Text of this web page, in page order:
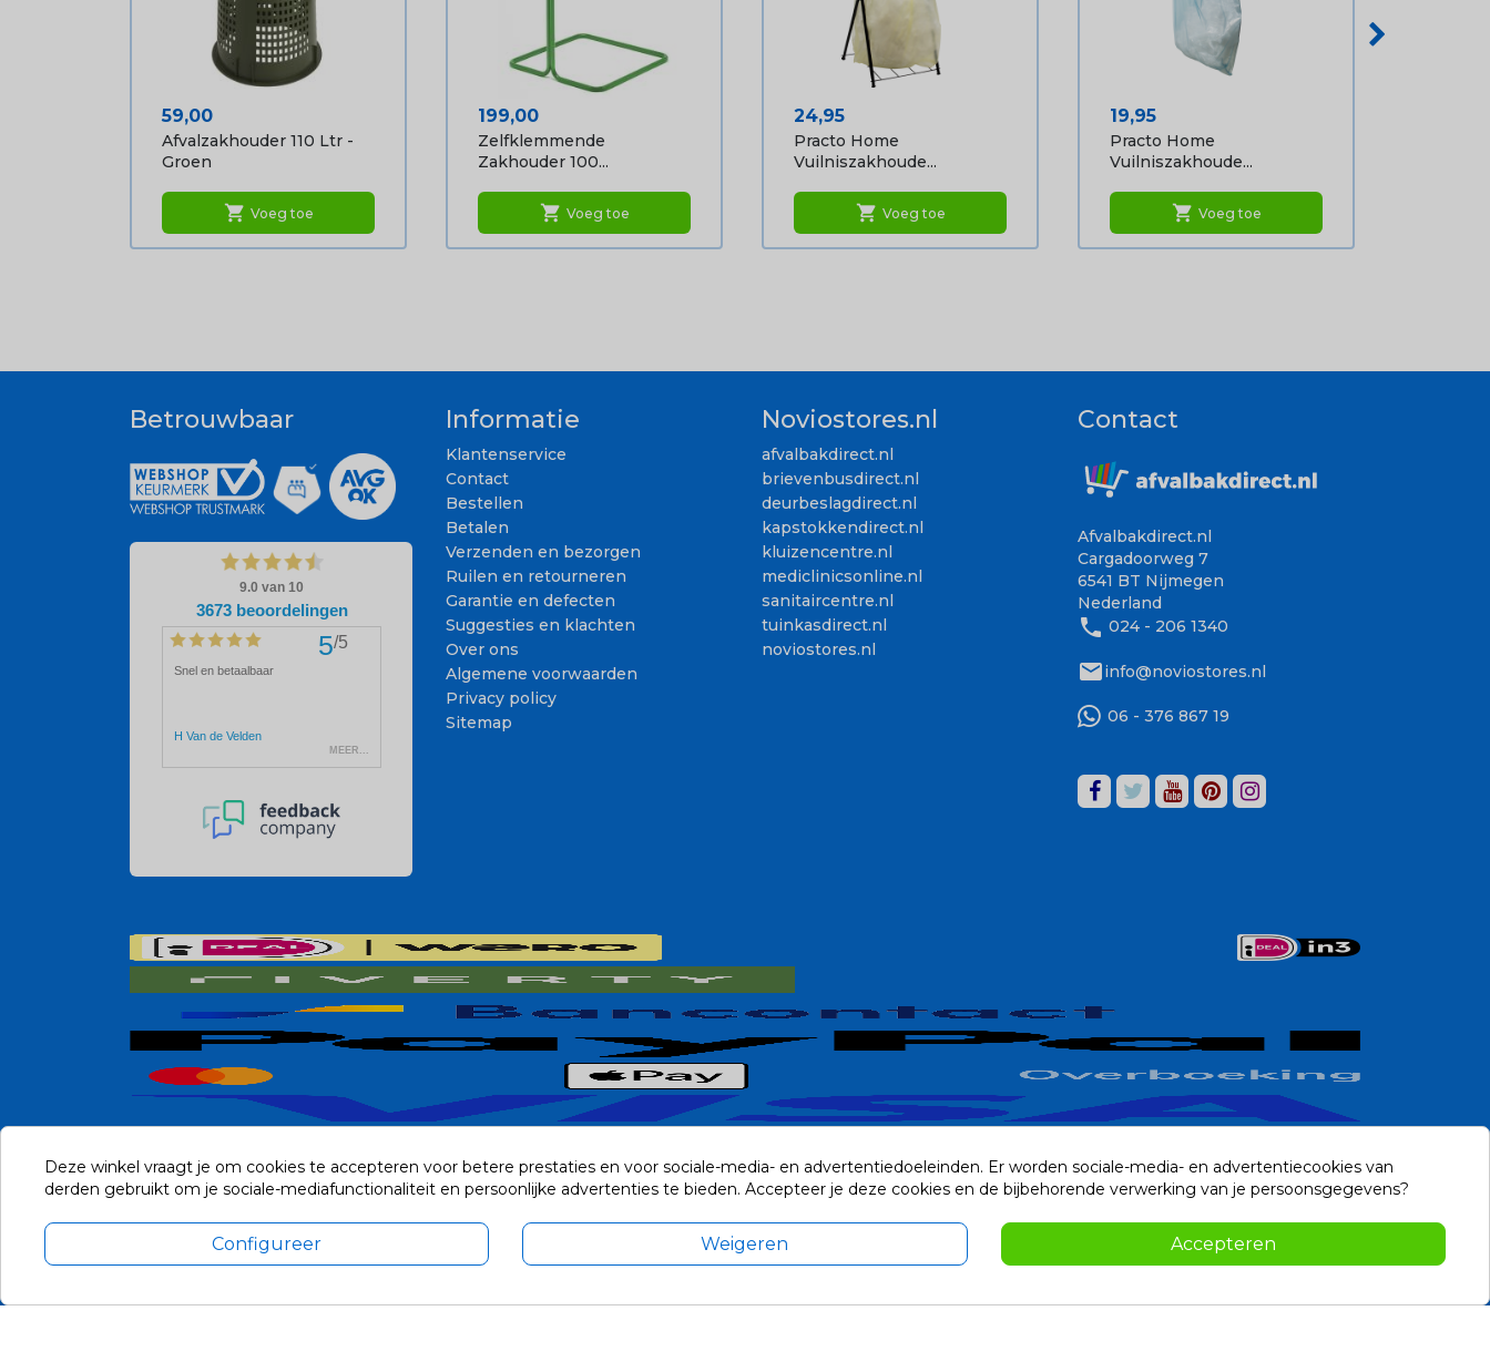
Prijs
59,00
Afvalzakhouder 110 Ltr -
Groen
shopping_cart Voeg toe
Prijs
199,00
Zelfklemmende
Zakhouder 100...
shopping_cart Voeg toe
Prijs
24,95
Practo Home
Vuilniszakhoude...
shopping_cart Voeg toe
Prijs
19,95
Practo Home
Vuilniszakhoude...
shopping_cart Voeg toe
Betrouwbaar Informatie
Klantenservice
Contact
Bestellen
Betalen
Verzenden en bezorgen
Ruilen en retourneren
Garantie en defecten
Suggesties en klachten
Over ons
Algemene voorwaarden
Privacy policy
Sitemap
Noviostores.nl
afvalbakdirect.nl
brievenbusdirect.nl
deurbeslagdirect.nl
kapstokkendirect.nl
kluizencentre.nl
mediclinicsonline.nl
sanitaircentre.nl
tuinkasdirect.nl
noviostores.nl
Contact
Afvalbakdirect.nl
Cargadoorweg 7
6541 BT Nijmegen
Nederland
phone 024 - 206 1340
mailinfo@noviostores.nl
06 - 376 867 19
Alle prijzen zijn in Euro, inclusief BTW en andere heffingen en exclusief eventuele verzendkosten.
© 2014-2026 Noviostores.nl. Alle rechten voorbehouden.
Deze winkel vraagt je om cookies te accepteren voor betere prestaties en voor sociale-media- en advertentiedoeleinden. Er worden sociale-media- en advertentiecookies van
derden gebruikt om je sociale-mediafunctionaliteit en persoonlijke advertenties te bieden. Accepteer je deze cookies en de bijbehorende verwerking van je persoonsgegevens?
Configureer Weigeren Accepteren